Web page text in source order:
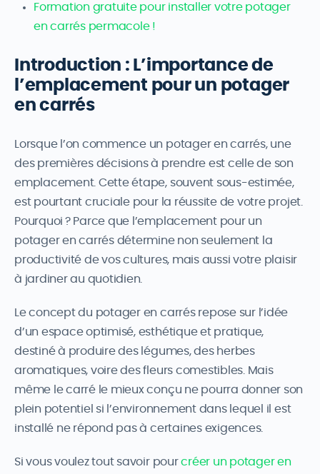
Formation gratuite pour installer votre potager
en carrés permacole !
Introduction : L’importance de
l’emplacement pour un potager
en carrés
Lorsque l’on commence un potager en carrés, une
des premières décisions à prendre est celle de son
emplacement. Cette étape, souvent sous-estimée,
est pourtant cruciale pour la réussite de votre projet.
Pourquoi ? Parce que l’emplacement pour un
potager en carrés détermine non seulement la
productivité de vos cultures, mais aussi votre plaisir
à jardiner au quotidien.
Le concept du potager en carrés repose sur l’idée
d’un espace optimisé, esthétique et pratique,
destiné à produire des légumes, des herbes
aromatiques, voire des fleurs comestibles. Mais
même le carré le mieux conçu ne pourra donner son
plein potentiel si l’environnement dans lequel il est
installé ne répond pas à certaines exigences.
Si vous voulez tout savoir pourcréer un potager en